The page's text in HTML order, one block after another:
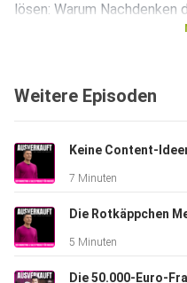
lösen: Warum Nachdenken
Weitere Episoden
7 Minuten
5 Minuten
Die 50.000-Euro-